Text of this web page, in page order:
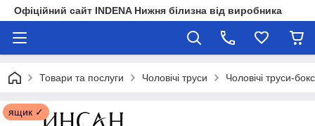
Офіційний сайт INDENA Нижня білизна від виробника
Товари та послуги Чоловічі труси Чоловічі труси-
ящик ✓